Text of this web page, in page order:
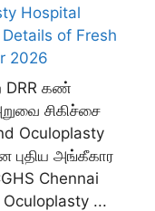
Hospital
of Fresh
2026
DRR கண்
சிகிச்சை
Oculoplasty
அங்கீகார
Chennai
Oculoplasty ...